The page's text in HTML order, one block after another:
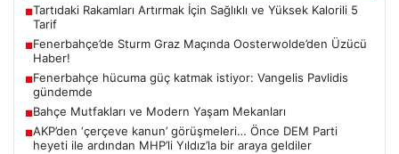
■Tartıdaki Rakamları Artırmak İçin Sağlıklı ve Yüksek Kalorili 5
Tarif
■Fenerbahçe’de Sturm Graz Maçında Oosterwolde’den Üzücü
Haber!
■Fenerbahçe hücuma güç katmak istiyor: Vangelis Pavlidis
gündemde
■Bahçe Mutfakları ve Modern Yaşam Mekanları
■AKP’den ‘çerçeve kanun’ görüşmeleri… Önce DEM Parti
heyeti ile ardından MHP’li Yıldız’la bir araya geldiler